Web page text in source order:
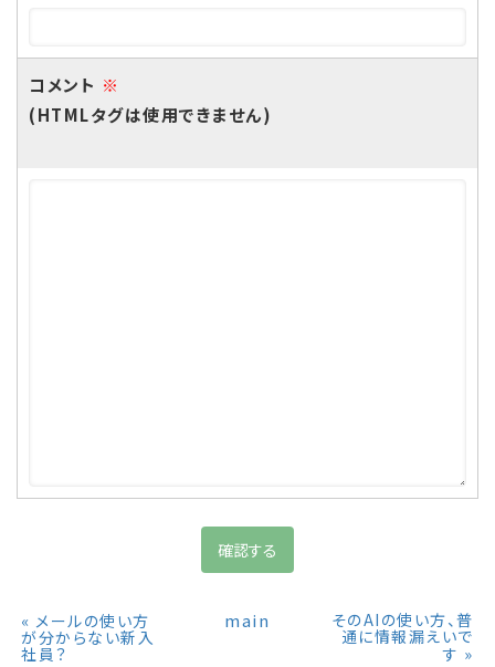
コメント ※
(HTMLタグは使用できません)
« メールの使い方
が分からない新入
社員？
main そのAIの使い方、普
通に情報漏えいで
す »